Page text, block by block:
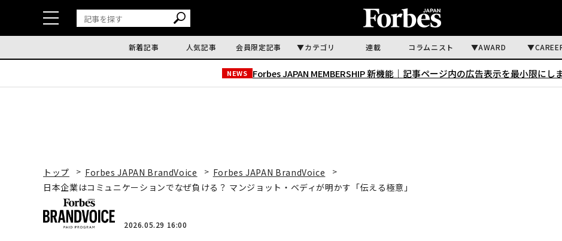
新着記事 人気記事 会員限定記事 カテゴリ 連載 コラムニスト AWARD
NEWS Forbes JAPAN MEMBERSHIP 新機能｜ 記事ページ内の広告表示を最小限にし
トップ Forbes JAPAN BrandVoice
Forbes JAPAN BrandVoice
日本企業はコミュニケーションでなぜ負ける？ マンジョット・ベディが明かす「伝える極意」
2026.05.29 16:00